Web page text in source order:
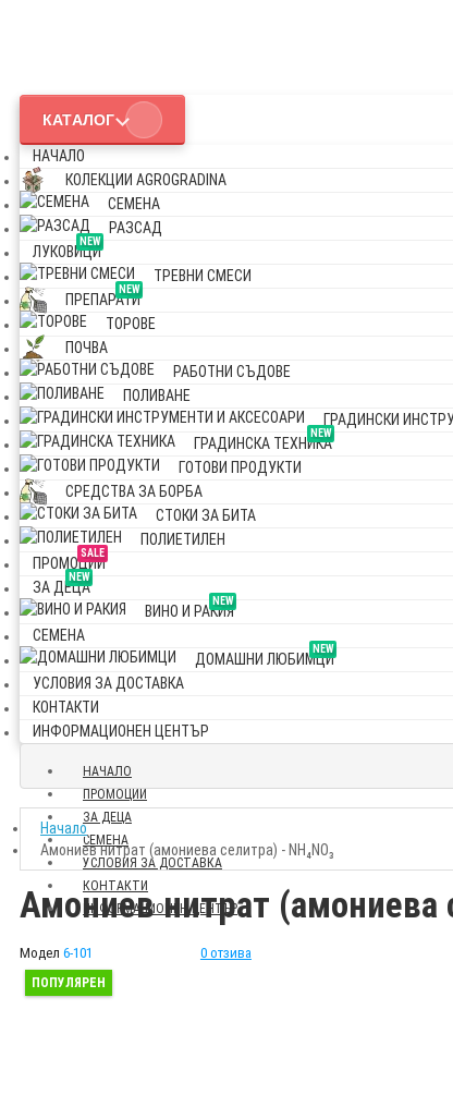
КАТАЛОГ
НАЧАЛО
КОЛЕКЦИИ AGROGRADINA
СЕМЕНА
РАЗСАД
NEW
ЛУКОВИЦИ
ТРЕВНИ СМЕСИ
NEW
ПРЕПАРАТИ
ТОРОВЕ
ПОЧВА
РАБОТНИ СЪДОВЕ
ПОЛИВАНЕ
ГРАДИНСКИ
NEW
ГРАДИНСКА ТЕХНИКА
ГОТОВИ ПРОДУКТИ
СРЕДСТВА ЗА БОРБА
СТОКИ ЗА БИТА
ПОЛИЕТИЛЕН
SALE
ПРОМОЦИИ
NEW
ЗА ДЕЦА
NEW
ВИНО И РАКИЯ
СЕМЕНА
NEW
ДОМАШНИ ЛЮБИМЦИ
УСЛОВИЯ ЗА ДОСТАВКА
КОНТАКТИ
ИНФОРМАЦИОНЕН ЦЕНТЪР
НАЧАЛО
ПРОМОЦИИ
ЗА ДЕЦА
СЕМЕНА
УСЛОВИЯ ЗА ДОСТАВКА
КОНТАКТИ
ИНФОРМАЦИОНЕН ЦЕНТЪР
Начало
Амониев нитрат (амониева селитра) - NH₄NO₃
Амониев нитрат (амониева
Модел 6-101 0 отзива
ПОПУЛЯРЕН